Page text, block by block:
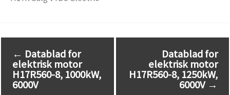
← Datablad for
elektrisk motor
H17R560-8, 1000kW,
6000V
Datablad for
elektrisk motor
H17R560-8, 1250kW,
6000V →